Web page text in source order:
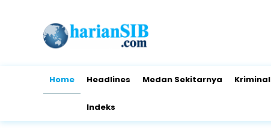
Home Headlines Medan Sekitarnya Kriminal
Indeks